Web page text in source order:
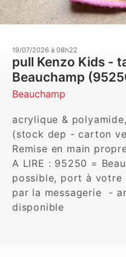
19/07/2026 à 08h22
pull Kenzo Kids -
Beauchamp
Beauchamp
acrylique &
(stock dep - carton
Remise en main
A LIRE : 95250 =
possible, port à votre
par la messagerie  -
disponible